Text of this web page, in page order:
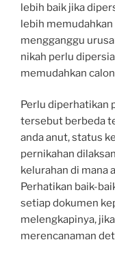
lebih baik jika
lebih
mengganggu
nikah perlu
memudahkan
Perlu diperhatikan
tersebut berbeda
anda anut, status
pernikahan
kelurahan di mana
Perhatikan baik-
setiap dokumen
melengkapinya,
merencanaman